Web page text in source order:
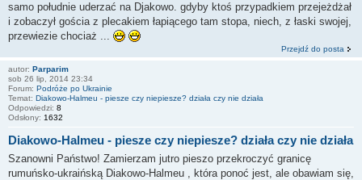
samo południe uderzać na Djakowo. gdyby ktoś przypadkiem przejeżdżał
i zobaczył gościa z plecakiem łapiącego tam stopa, niech, z łaski swojej,
przewiezie chociaż ...
Przejdź do posta
autor: Parparim
sob 26 lip, 2014 23:34
Forum: Podróże po Ukrainie
Temat: Diakowo-Halmeu - piesze czy niepiesze? działa czy nie działa
Odpowiedzi: 8
Odsłony: 1632
Diakowo-Halmeu - piesze czy niepiesze? działa czy nie działa
Szanowni Państwo! Zamierzam jutro pieszo przekroczyć granicę
rumuńsko-ukraińską Diakowo-Halmeu , która ponoć jest, ale obawiam się,